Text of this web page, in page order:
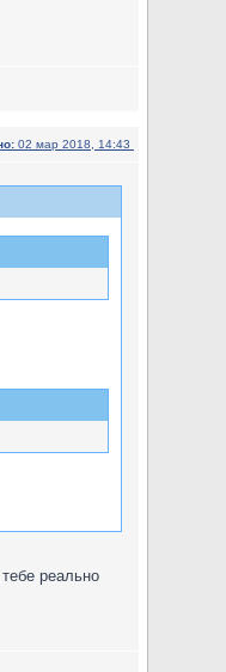
02 мар 2018, 14:43
реально